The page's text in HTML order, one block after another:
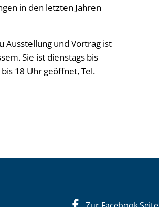
in den letzten Jahren
Ausstellung und Vortrag ist
Sie ist dienstags bis
18 Uhr geöffnet, Tel.